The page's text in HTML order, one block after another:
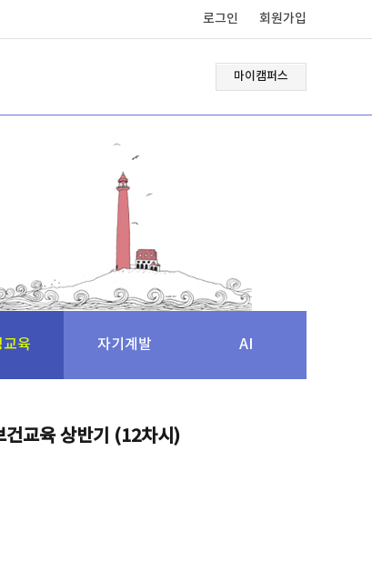
로그인 회원가입
마이캠퍼스
교육 자기계발 AI
건교육 상반기 (12차시)